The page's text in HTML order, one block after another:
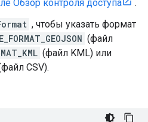
Обзор контроля доступа
.
, чтобы указать формат
(файл
(файл KML) или
CSV).